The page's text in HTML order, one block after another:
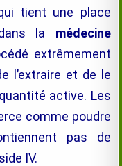
tient une place
la médecine
extrêmement
l’extraire et de le
active. Les
comme poudre
pas de
IV.